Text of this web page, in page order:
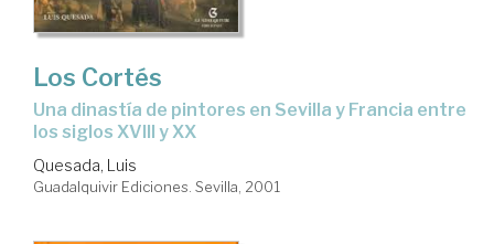
Los Cortés
una dinastía de pintores en Sevilla y Francia entre
los siglos XVIII y XX
Quesada, Luis
Guadalquivir Ediciones. Sevilla, 2001